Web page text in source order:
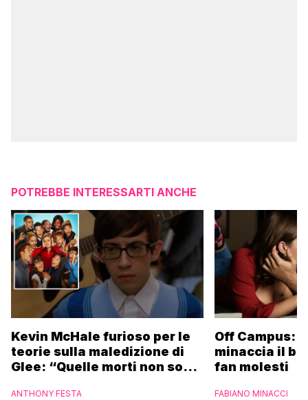
POTREBBE INTERESSARTI ANCHE
Kevin McHale furioso per le
teorie sulla maledizione di
Glee: “Quelle morti non sono
ANTHONY FESTA
Off Campus:
minaccia il
fan molesti
FABIANO MINACCI